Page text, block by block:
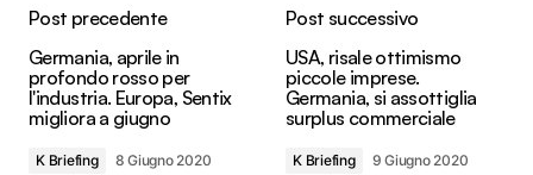
Post precedente
Germania, aprile in
profondo rosso per
l'industria. Europa, Sentix
migliora a giugno
K Briefing 8 Giugno 2020
Post successivo
USA, risale ottimismo
piccole imprese.
Germania, si assottiglia
surplus commerciale
K Briefing 9 Giugno 2020